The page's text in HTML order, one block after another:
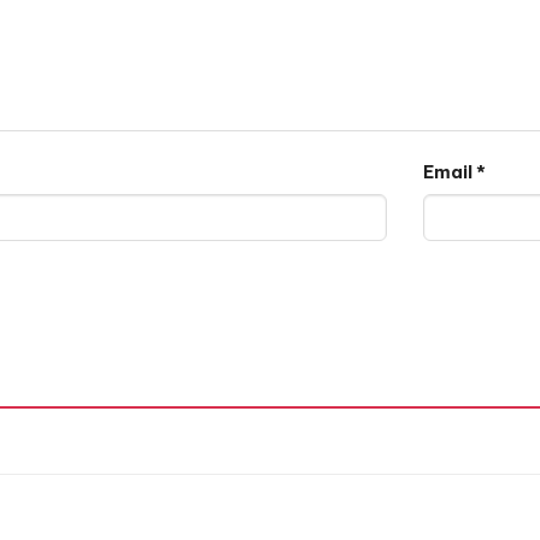
trọng và thanh lịch gây ấn tượng mạnh mẽ với người
Email *